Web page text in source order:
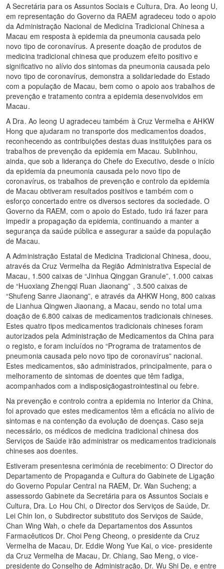
A Secretária para os Assuntos Sociais e Cultura, Dra. Ao Ieong U,
em representação do Governo da RAEM agradeceu todo o apoio
da Administração Nacional de Medicina Tradicional Chinesa a
Macau em resposta à epidemia da pneumonia causada pelo
novo tipo de coronavírus. A presente doação de produtos de
medicina tradicional chinesa que produzem efeito positivo e
significativo no alívio dos sintomas da pneumonia causada pelo
novo tipo de coronavírus, demonstra a solidariedade do Estado
com a população de Macau, bem como o apoio aos trabalhos de
prevenção e tratamento contra a epidemia desenvolvidos em
Macau.
A Dra. Ao Ieong U agradeceu também à Cruz Vermelha e AHKW
Hong que ajudaram no transporte dos medicamentos doados,
reconhecendo as contribuições destas duas instituições para os
trabalhos de prevenção da epidemia em Macau. Sublinhou,
ainda, que sob a liderança do Chefe do Executivo, desde o início
da epidemia da pneumonia causada pelo novo tipo de
coronavírus, os trabalhos de prevenção e controlo da epidemia
de Macau obtiveram resultados positivos e também com o
esforço concertado entre os diversos sectores da sociedade. O
Governo da RAEM, com o apoio do Estado, tudo irá fazer para
impedir a propagação da epidemia, continuando a manter a
segurança da saúde pública e assegurar a saúde da população
de Macau.
A Administração Estatal de Medicina Tradicional Chinesa, doou,
através da Cruz Vermelha da Região Administrativa Especial de
Macau, 1.500 caixas de “Jinhua Qinggan Granule”, 1.000 caixas
de “Huoxiang Zhengqi Ruan Jiaonang” , 3.500 caixas de
“Shufeng Sanre Jiaonang”, e através da AHKW Hong, 800 caixas
de Lianhua Qingwen Jiaonang, a Macau, sendo no total uma
doação de 6.800 caixas de medicamentos tradicionais chineses.
Estes quatro tipos medicamentos tradicionais chineses foram
autorizados pela Administração de Medicamentos da China para
o registo, e foram incluídos no “Programa de tratamentos de
pneumonia causada pelo novo tipo de coronavírus” nacional.
Estes medicamentos, são administrados, principalmente, para o
melhoramento de sintomas de doentes que têm fadiga,
acompanhados com a indisposiçãogastrointestinal ou febre.
Na prevenção e controlo contra a epidemia no Interior da China,
foi aprovado que estes medicamentos têm a eficácia no alívio de
sintomas e na contenção da evolução de doenças. Caso seja
necessário, os médicos de medicina tradicional chinesa dos
Serviços de Saúde irão administrar os medicamentos tradicionais
chineses aos doentes.
Estiveram presentesna cerimónia de recebimento: O Director do
Departamento de Propaganda e Cultura do Gabinete de Ligação
do Governo Popular Central na RAEM, Dr. Wan Sucheng; a
assessordo Gabinete da Secretária para os Assuntos Sociais e
Cultura, Dra. Lo Hou Chi, o Director dos Serviços de Saúde, Dr.
Lei Chin Ion, o Subdirector substituto dos Serviços de Saúde,
Chan Wing Wah, o chefe da Departamentos dos Assuntos
Farmacêuticos Dr. Choi Peng Cheong, o presidente da Cruz
Vermelha de Macau, Dr. Eddie Wong Yue Kai, o vice- presidente
da Cruz Vermelha de Macau, Dr. Chiang, Sao Meng, o vice-
presidente do Conselho de Administração, Dr. Wu Shi De, e entre